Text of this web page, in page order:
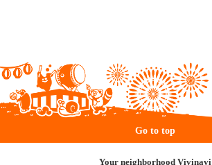
Go to top
Your neighborhood Vivinavi